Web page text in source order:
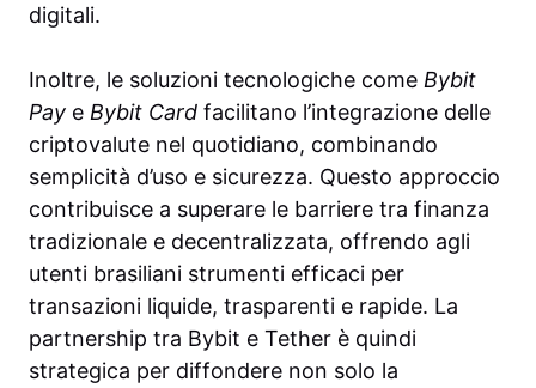
digitali.
Inoltre, le soluzioni tecnologiche come Bybit
Pay e Bybit Card facilitano l’integrazione delle
criptovalute nel quotidiano, combinando
semplicità d’uso e sicurezza. Questo approccio
contribuisce a superare le barriere tra finanza
tradizionale e decentralizzata, offrendo agli
utenti brasiliani strumenti efficaci per
transazioni liquide, trasparenti e rapide. La
partnership tra Bybit e Tether è quindi
strategica per diffondere non solo la